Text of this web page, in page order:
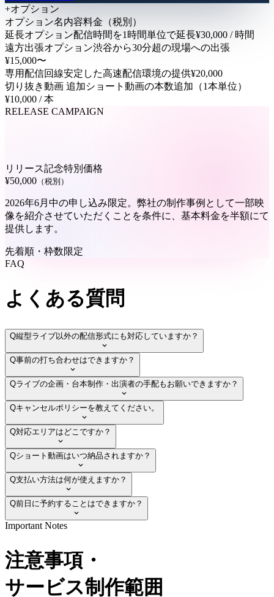
+オプション
オプション名内容料金（税別）
延長オプション配信時間を1時間単位で延長¥30,000 / 時間
遠方出張オプション渋谷から30分超の現場への出張
¥15,000〜
専用配信回線安定した高速配信環境の提供¥20,000
切り抜き動画 追加ショート動画の本数追加（1本単位）
¥10,000 / 本
RELEASE CAMPAIGN
リリース記念特別価格
¥50,000 （税別）
2026年6月中の申し込み限定。弊社の制作事例として一部映
像を紹介させていただくことを条件に、基本料金を半額にて
提供します。
先着順・枠数限定
FAQ
よくある質問
Q縦型ライブ以外の配信形式にも対応していますか？
Q事前の打ち合わせはできますか？
Qライブの企画・台本制作・出演者の手配もお願いできますか？
Qキャンセルポリシーを教えてください。
Q対応エリアはどこですか？
Qショート動画はいつ納品されますか？
Q支払い方法は何が使えますか？
Q前日に予約することはできますか？
Important Notes
注意事項・
サービス制作範囲